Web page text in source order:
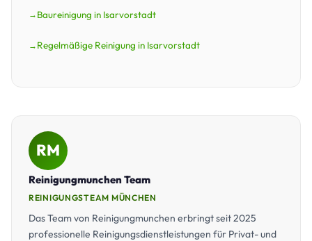
Baureinigung in Isarvorstadt
Regelmäßige Reinigung in Isarvorstadt
RM
Reinigungmunchen Team
REINIGUNGSTEAM MÜNCHEN
Das Team von Reinigungmunchen erbringt seit 2025
professionelle Reinigungsdienstleistungen für Privat- und